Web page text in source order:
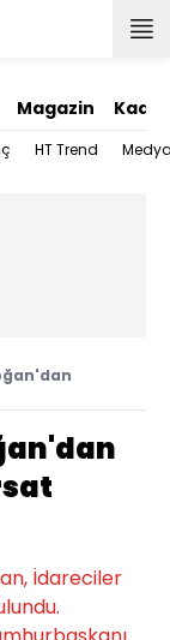
Magazin Kadın
HT Trend
İdareciler